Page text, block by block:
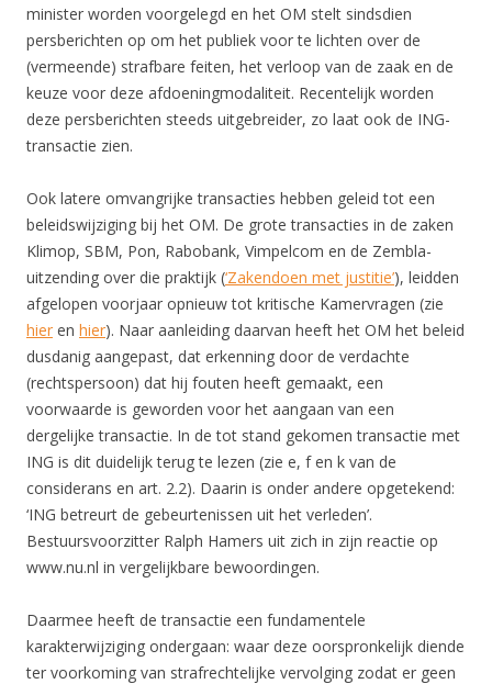
minister worden voorgelegd en het OM stelt sindsdien
persberichten op om het publiek voor te lichten over de
(vermeende) strafbare feiten, het verloop van de zaak en de
keuze voor deze afdoeningmodaliteit. Recentelijk worden
deze persberichten steeds uitgebreider, zo laat ook de ING-
transactie zien.
Ook latere omvangrijke transacties hebben geleid tot een
beleidswijziging bij het OM. De grote transacties in de zaken
Klimop, SBM, Pon, Rabobank, Vimpelcom en de Zembla-
uitzending over die praktijk (‘Zakendoen met justitie’), leidden
afgelopen voorjaar opnieuw tot kritische Kamervragen (zie
hier en hier). Naar aanleiding daarvan heeft het OM het beleid
dusdanig aangepast, dat erkenning door de verdachte
(rechtspersoon) dat hij fouten heeft gemaakt, een
voorwaarde is geworden voor het aangaan van een
dergelijke transactie. In de tot stand gekomen transactie met
ING is dit duidelijk terug te lezen (zie e, f en k van de
considerans en art. 2.2). Daarin is onder andere opgetekend:
‘ING betreurt de gebeurtenissen uit het verleden’.
Bestuursvoorzitter Ralph Hamers uit zich in zijn reactie op
www.nu.nl in vergelijkbare bewoordingen.
Daarmee heeft de transactie een fundamentele
karakterwijziging ondergaan: waar deze oorspronkelijk diende
ter voorkoming van strafrechtelijke vervolging zodat er geen